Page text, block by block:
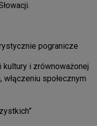
pogranicze
kultury i zrównoważonej
społecznym